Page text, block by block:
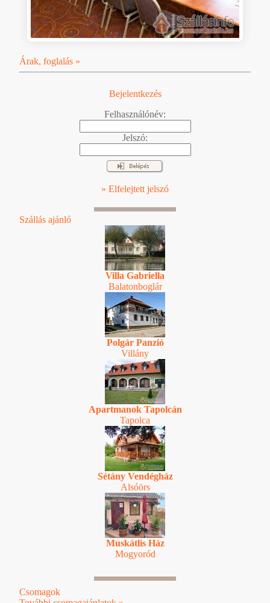
Árak, foglalás »
Bejelentkezés
Felhasználónév:
Jelszó:
» Elfelejtett jelszó
Szállás ajánló
Villa Gabriella
Balatonboglár
Polgár Panzió
Villány
Apartmanok Tapolcán
Tapolca
Sétány Vendégház
Alsóörs
Muskátlis Ház
Mogyoród
Csomagok